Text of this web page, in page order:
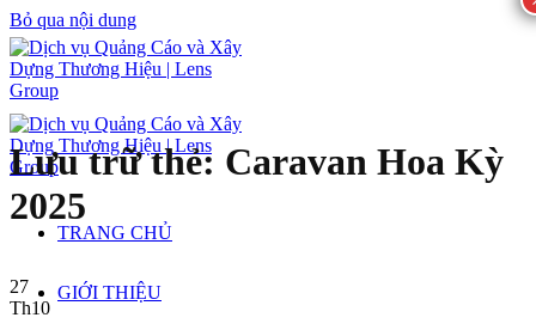
Bỏ qua nội dung
TRANG CHỦ
GIỚI THIỆU
Lưu trữ thẻ: Caravan Hoa Kỳ
2025
27
Th10